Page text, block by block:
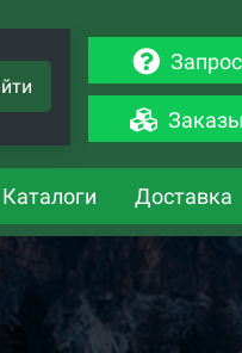
Запрос
Заказы
Каталоги Доставка